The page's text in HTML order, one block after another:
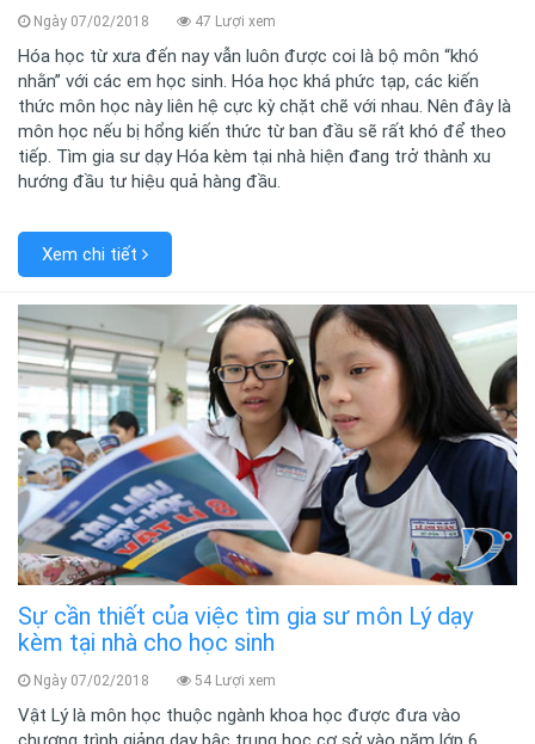
Ngày 07/02/2018 47 Lượi xem
Hóa học từ xưa đến nay vẫn luôn được coi là bộ môn “khó
nhằn” với các em học sinh. Hóa học khá phức tạp, các kiến
thức môn học này liên hệ cực kỳ chặt chẽ với nhau. Nên đây là
môn học nếu bị hổng kiến thức từ ban đầu sẽ rất khó để theo
tiếp. Tìm gia sư dạy Hóa kèm tại nhà hiện đang trở thành xu
hướng đầu tư hiệu quả hàng đầu.
Xem chi tiết
Sự cần thiết của việc tìm gia sư môn Lý dạy
kèm tại nhà cho học sinh
Ngày 07/02/2018 54 Lượi xem
Vật Lý là môn học thuộc ngành khoa học được đưa vào